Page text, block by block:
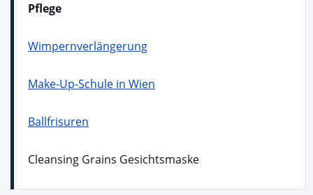
Pflege
Wimpernverlängerung
Make-Up-Schule in Wien
Ballfrisuren
Cleansing Grains Gesichtsmaske